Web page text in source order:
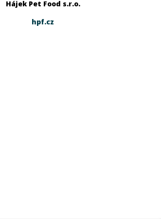
Hájek Pet Food s.r.o.
hpf.cz